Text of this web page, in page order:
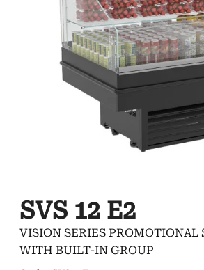
SVS 12 E2
VISION SERIES PROMOTIONAL
WITH BUILT-IN GROUP